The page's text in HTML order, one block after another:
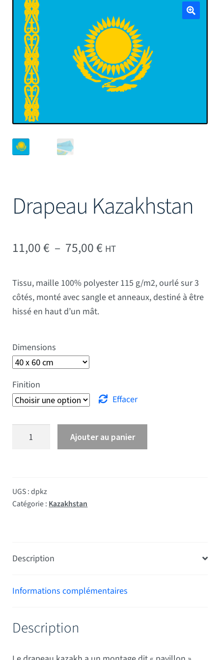
Mâts
Drapeau Kazakhstan
11,00€ – 75,00€Plage de prix : 11,00 €
HT
Tissu, maille 100% polyester 115 g/m2, ourlé sur 3
côtés, monté avec sangle et anneaux, destiné à être
hissé en haut d’un mât.
Dimensions
Finition
Effacer
quantité de Drapeau Kazakhstan
Ajouter au panier
UGS :dpkz
Catégorie : Kazakhstan
Description
Informations complémentaires
Description